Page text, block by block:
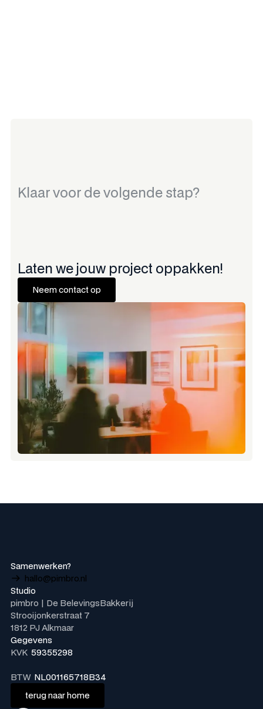
Klaar voor de volgende stap?
Laten we jouw project oppakken!
Neem contact op
Neem contact op
Samenwerken?
hallo@pimbro.nl
Studio
pimbro | De BelevingsBakkerij
Strooijonkerstraat 7
1812 PJ Alkmaar
Gegevens
KVK 59355298
BTW NL001165718B34
terug naar home